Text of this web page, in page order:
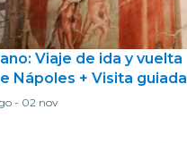
Viaje de ida y vuelta
Nápoles + Visita guiada
- 02 nov